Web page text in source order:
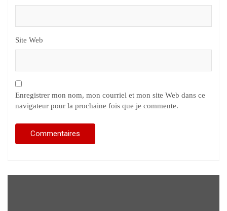
Site Web
Enregistrer mon nom, mon courriel et mon site Web dans ce
navigateur pour la prochaine fois que je commente.